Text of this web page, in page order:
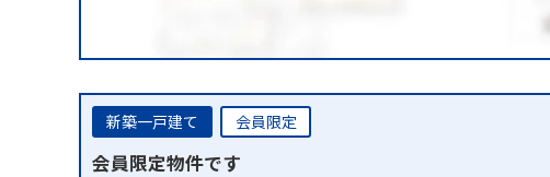
新築一戸建て 会員限定
会員限定物件です